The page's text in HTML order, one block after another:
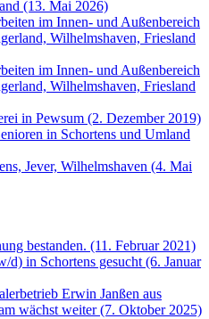
(13. Mai 2026)
im Innen- und Außenbereich
Wilhelmshaven, Friesland
im Innen- und Außenbereich
Wilhelmshaven, Friesland
in Pewsum (2. Dezember 2019)
in Schortens und Umland
Jever, Wilhelmshaven (4. Mai
bestanden. (11. Februar 2021)
d) in Schortens gesucht (6. Januar
Erwin Janßen aus
wächst weiter (7. Oktober 2025)